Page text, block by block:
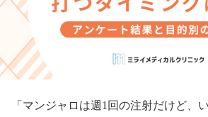
「マンジャロは週1回の注射だけど、